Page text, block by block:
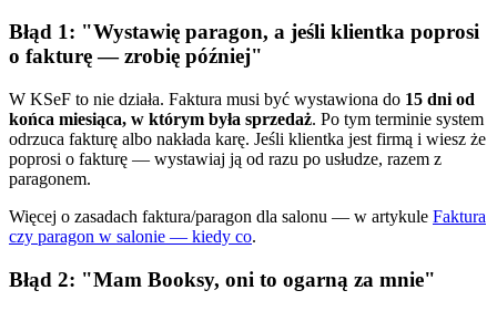
Błąd 1: "Wystawię paragon, a jeśli klientka poprosi
o fakturę — zrobię później"
W KSeF to nie działa. Faktura musi być wystawiona do 15 dni od
końca miesiąca, w którym była sprzedaż. Po tym terminie system
odrzuca fakturę albo nakłada karę. Jeśli klientka jest firmą i wiesz że
poprosi o fakturę — wystawiaj ją od razu po usłudze, razem z
paragonem.
Więcej o zasadach faktura/paragon dla salonu — w artykule Faktura
czy paragon w salonie — kiedy co.
Błąd 2: "Mam Booksy, oni to ogarną za mnie"